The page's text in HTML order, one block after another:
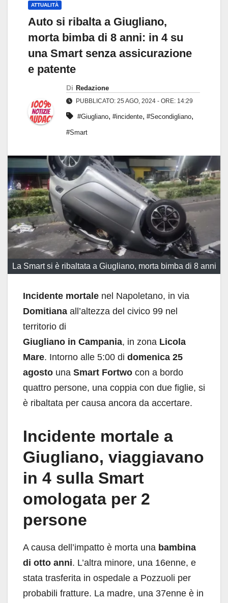
ATTUALITÀ
Auto si ribalta a Giugliano,
morta bimba di 8 anni: in 4 su
una Smart senza assicurazione
e patente
Di Redazione
PUBBLICATO: 25 AGO, 2024 - ORE: 14:29
#Giugliano, #incidente, #Secondigliano,
#Smart
La Smart si è ribaltata a Giugliano, morta bimba di 8 anni
Incidente mortale nel Napoletano, in via
Domitiana all’altezza del civico 99 nel
territorio di
Giugliano in Campania, in zona Licola
Mare. Intorno alle 5:00 di domenica 25
agosto una Smart Fortwo con a bordo
quattro persone, una coppia con due figlie, si
è ribaltata per causa ancora da accertare.
Incidente mortale a
Giugliano, viaggiavano
in 4 sulla Smart
omologata per 2
persone
A causa dell’impatto è morta una bambina
di otto anni. L’altra minore, una 16enne, e
stata trasferita in ospedale a Pozzuoli per
probabili fratture. La madre, una 37enne è in